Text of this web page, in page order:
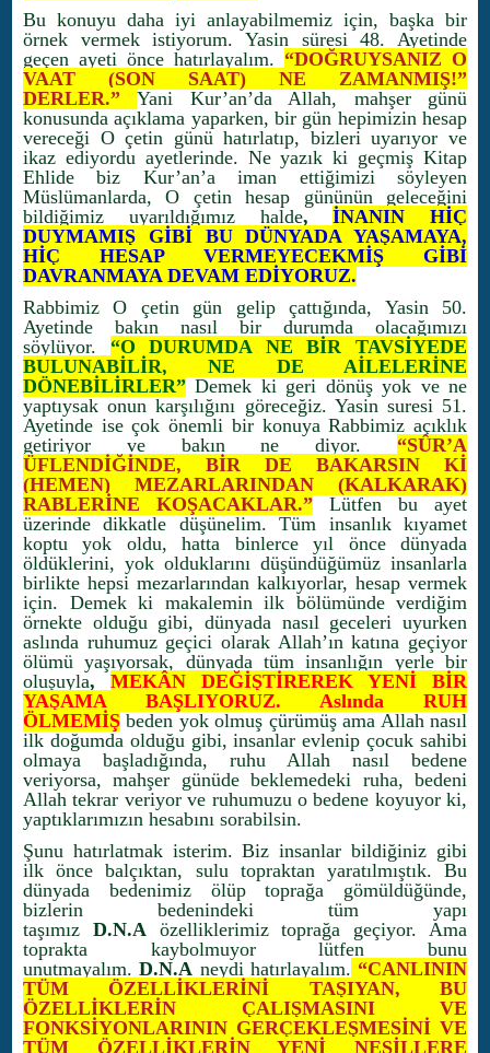
Bu konuyu daha iyi anlayabilmemiz için, başka bir
örnek vermek istiyorum. Yasin süresi 48. Ayetinde
geçen ayeti önce hatırlayalım. “DOĞRUYSANIZ O
VAAT (SON SAAT) NE ZAMANMIŞ!”
DERLER.”
Yani Kur’an’da Allah, mahşer günü
konusunda açıklama yaparken, bir gün hepimizin hesap
vereceği O çetin günü hatırlatıp, bizleri uyarıyor ve
ikaz ediyordu ayetlerinde. Ne yazık ki geçmiş Kitap
Ehlide biz Kur’an’a iman ettiğimizi söyleyen
Müslümanlarda, O çetin hesap gününün geleceğini
bildiğimiz uyarıldığımız halde,İNANIN HİÇ
DUYMAMIŞ GİBİ BU DÜNYADA YAŞAMAYA,
HİÇ HESAP VERMEYECEKMİŞ GİBİ
DAVRANMAYA DEVAM EDİYORUZ.
Rabbimiz O çetin gün gelip çattığında, Yasin 50.
Ayetinde bakın nasıl bir durumda olacağımızı
söylüyor. “O DURUMDA NE BİR TAVSİYEDE
BULUNABİLİR, NE DE AİLELERİNE
DÖNEBİLİRLER” Demek ki geri dönüş yok ve ne
yaptıysak onun karşılığını göreceğiz. Yasin suresi 51.
Ayetinde ise çok önemli bir konuya Rabbimiz açıklık
getiriyor ve bakın ne diyor. “SÛR’A
ÜFLENDİĞİNDE, BİR DE BAKARSIN Kİ
(HEMEN) MEZARLARINDAN (KALKARAK)
RABLERİNE KOŞACAKLAR.” Lütfen bu ayet
üzerinde dikkatle düşünelim. Tüm insanlık kıyamet
koptu yok oldu, hatta binlerce yıl önce dünyada
öldüklerini, yok olduklarını düşündüğümüz insanlarla
birlikte hepsi mezarlarından kalkıyorlar, hesap vermek
için. Demek ki makalemin ilk bölümünde verdiğim
örnekte olduğu gibi, dünyada nasıl geceleri uyurken
aslında ruhumuz geçici olarak Allah’ın katına geçiyor
ölümü yaşıyorsak, dünyada tüm insanlığın yerle bir
oluşuyla,
MEKÂN DEĞİŞTİREREK YENİ BİR
YAŞAMA BAŞLIYORUZ. Aslında RUH
ÖLMEMİŞ beden yok olmuş çürümüş ama Allah nasıl
ilk doğumda olduğu gibi, insanlar evlenip çocuk sahibi
olmaya başladığında, ruhu Allah nasıl bedene
veriyorsa, mahşer günüde beklemedeki ruha, bedeni
Allah tekrar veriyor ve ruhumuzu o bedene koyuyor ki,
yaptıklarımızın hesabını sorabilsin.
Şunu hatırlatmak isterim. Biz insanlar bildiğiniz gibi
ilk önce balçıktan, sulu topraktan yaratılmıştık. Bu
dünyada bedenimiz ölüp toprağa gömüldüğünde,
bizlerin bedenindeki tüm yapı
taşımız D.N.Aözelliklerimiz toprağa geçiyor. Ama
toprakta kaybolmuyor lütfen bunu
unutmayalım.D.N.A neydi hatırlayalım. “CANLININ
TÜM ÖZELLİKLERİNİ TAŞIYAN, BU
ÖZELLİKLERİN ÇALIŞMASINI VE
FONKSİYONLARININ GERÇEKLEŞMESİNİ VE
TÜM ÖZELLİKLERİN YENİ NESİLLERE